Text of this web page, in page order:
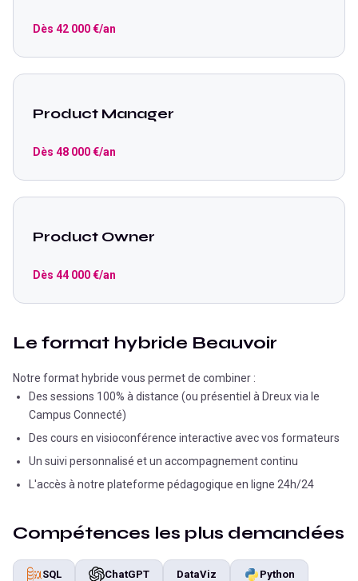
Dès 42 000€/an
Product Manager
Dès 48 000€/an
Product Owner
Dès 44 000€/an
Le format hybride Beauvoir
Notre format hybride vous permet de combiner :
Des sessions 100% à distance (ou présentiel à Dreux via le
Campus Connecté)
Des cours en visioconférence interactive avec vos formateurs
Un suivi personnalisé et un accompagnement continu
L'accès à notre plateforme pédagogique en ligne 24h/24
Compétences les plus demandées
SQL ChatGPT DataViz Python